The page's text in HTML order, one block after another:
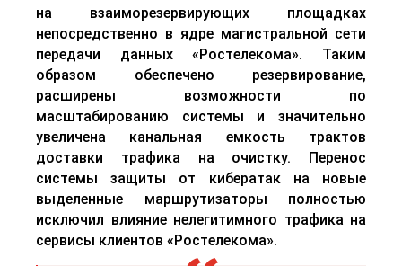
на взаиморезервирующих площадках
непосредственно в ядре магистральной сети
передачи данных «Ростелекома». Таким
образом обеспечено резервирование,
расширены возможности по
масштабированию системы и значительно
увеличена канальная емкость трактов
доставки трафика на очистку. Перенос
системы защиты от кибератак на новые
выделенные маршрутизаторы полностью
исключил влияние нелегитимного трафика на
сервисы клиентов «Ростелекома».